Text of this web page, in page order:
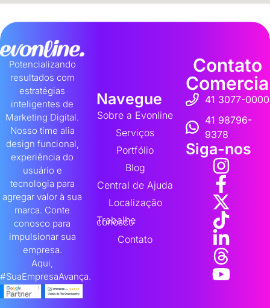
Potencializando
resultados com
estratégias
inteligentes de
Marketing Digital.
Nosso time alia
design funcional,
experiência do
usuário e
tecnologia para
agregar valor à sua
marca. Conte
conosco para
impulsionar sua
empresa.
Aqui,
#SuaEmpresaAvança.
Navegue
Sobre a Evonline
Serviços
Portfólio
Blog
Central de Ajuda
Localização
Trabalhe
conosco
Contato
Contato
41 3077-0000
41 98796-
9378
Siga-nos